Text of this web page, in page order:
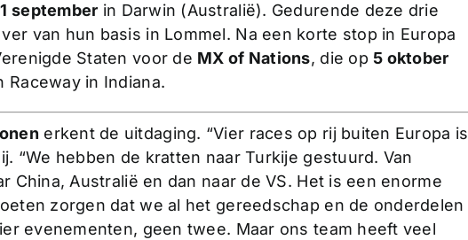
september in Darwin (Australië). Gedurende deze drie
van hun basis in Lommel. Na een korte stop in Europa
Staten voor de MX of Nations, die op 5 oktober
Raceway in Indiana.
erkent de uitdaging. “Vier races op rij buiten Europa is
“We hebben de kratten naar Turkije gestuurd. Van
China, Australië en dan naar de VS. Het is een enorme
zorgen dat we al het gereedschap en de onderdelen
evenementen, geen twee. Maar ons team heeft veel